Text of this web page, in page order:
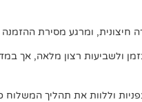
ומרגע מסירת ההזמנה
רצון מלאה, אך
וללוות את תהליך המשלוח